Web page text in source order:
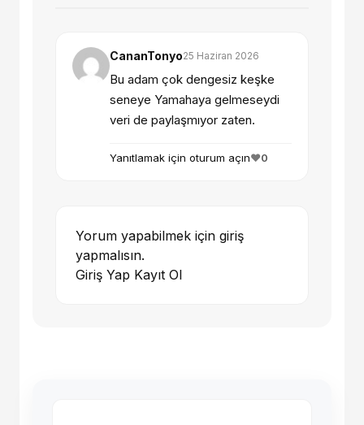
CananTonyo25 Haziran 2026
Bu adam çok dengesiz keşke
seneye Yamahaya gelmeseydi
veri de paylaşmıyor zaten.
Yanıtlamak için oturum açın❤️0
Yorum yapabilmek için giriş
yapmalısın.
Giriş Yap Kayıt Ol